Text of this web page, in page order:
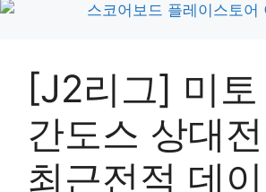
[J2리그] 미
간도스 상대
최근전적 데